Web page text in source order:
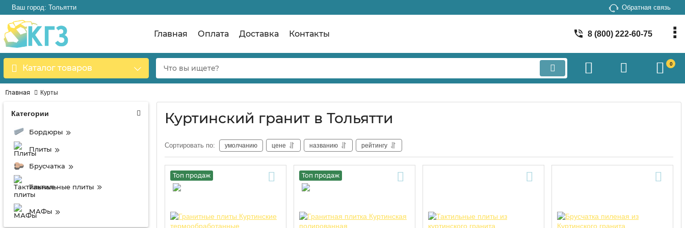
Ваш город: Тольятти Обратная связь
Главная Оплата Доставка Контакты 8 (800) 222-60-75
Каталог товаров 0
Главная Курты
Категории
Бордюры
Плиты
Брусчатка
Тактильные плиты
МАФы
Куртинский гранит в Тольятти
Сортировать по: умолчанию цене названию рейтингу
Топ продаж Топ продаж